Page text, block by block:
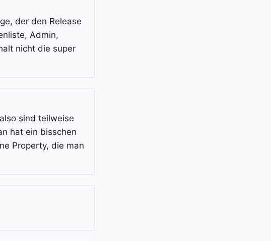
der den Release
Admin,
nicht die super
sind teilweise
hat ein bisschen
Property, die man